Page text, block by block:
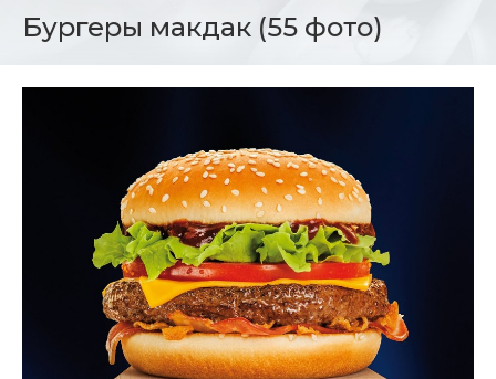
Бургеры макдак (55 фото)